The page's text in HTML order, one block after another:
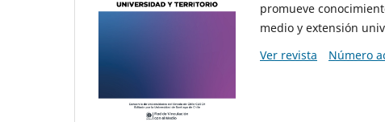
promueve
medio y extensión
Ver revista
Número